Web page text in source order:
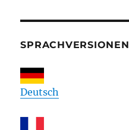
SPRACHVERSIONEN
Deutsch